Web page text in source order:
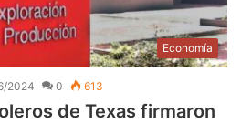
Economía
2024 0 613
de Texas firmaron